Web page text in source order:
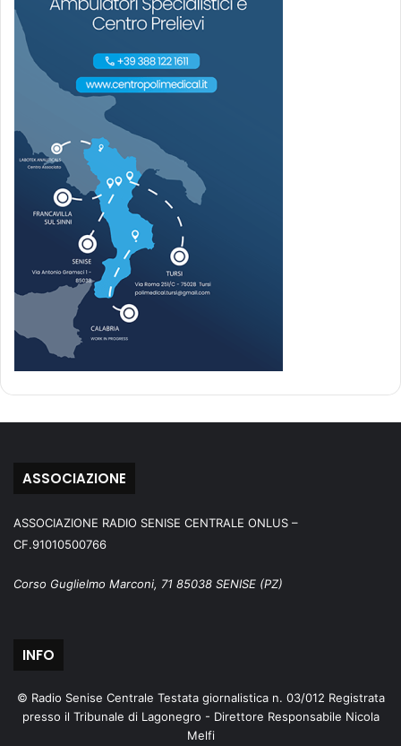
ASSOCIAZIONE
ASSOCIAZIONE RADIO SENISE CENTRALE ONLUS –
CF.91010500766
Corso Guglielmo Marconi, 71 85038 SENISE (PZ)
INFO
© Radio Senise Centrale Testata giornalistica n. 03/012 Registrata
presso il Tribunale di Lagonegro - Direttore Responsabile Nicola
Melfi